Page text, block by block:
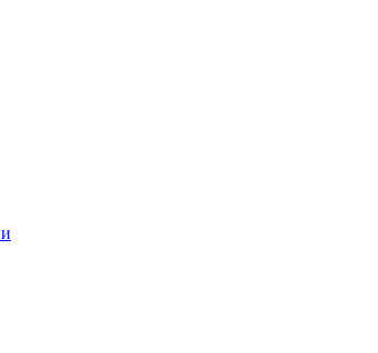
сайте, носят справочный характер. Для